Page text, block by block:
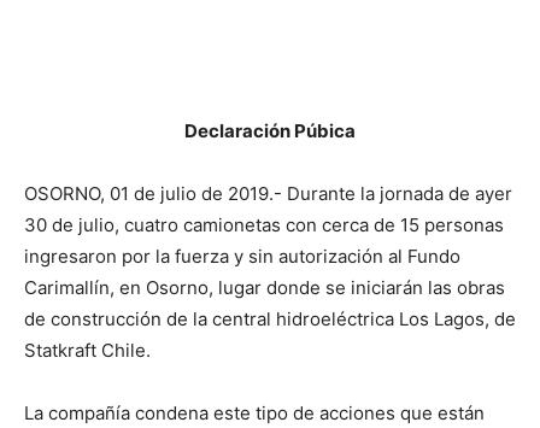
Declaración Púbica
OSORNO, 01 de julio de 2019.- Durante la jornada de ayer
30 de julio, cuatro camionetas con cerca de 15 personas
ingresaron por la fuerza y sin autorización al Fundo
Carimallín, en Osorno, lugar donde se iniciarán las obras
de construcción de la central hidroeléctrica Los Lagos, de
Statkraft Chile.
La compañía condena este tipo de acciones que están